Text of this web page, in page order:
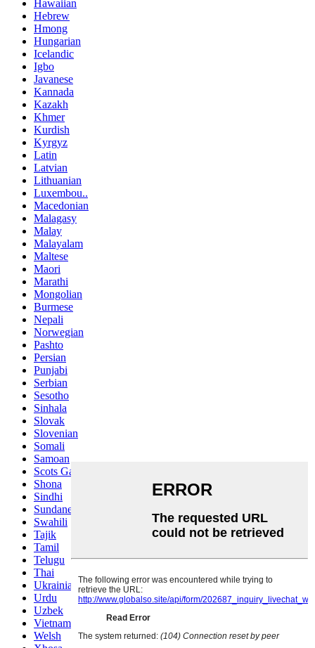
Hawaiian
Hebrew
Hmong
Hungarian
Icelandic
Igbo
Javanese
Kannada
Kazakh
Khmer
Kurdish
Kyrgyz
Latin
Latvian
Lithuanian
Luxembou..
Macedonian
Malagasy
Malay
Malayalam
Maltese
Maori
Marathi
Mongolian
Burmese
Nepali
Norwegian
Pashto
Persian
Punjabi
Serbian
Sesotho
Sinhala
Slovak
Slovenian
Somali
Samoan
Scots Gaelic
Shona
Sindhi
Sundanese
Swahili
Tajik
Tamil
Telugu
Thai
Ukrainian
Urdu
Uzbek
Vietnamese
Welsh